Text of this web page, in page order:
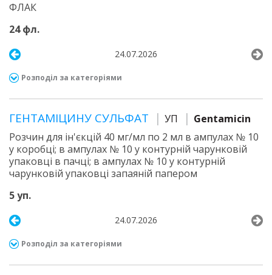
ФЛАК
24 фл.
24.07.2026
Розподіл за категоріями
ГЕНТАМІЦИНУ СУЛЬФАТ УП
Gentamicin
Розчин для ін'єкцій 40 мг/мл по 2 мл в ампулах № 10
у коробці; в ампулах № 10 у контурній чарунковій
упаковці в пачці; в ампулах № 10 у контурній
чарунковій упаковці запаяній папером
5 уп.
24.07.2026
Розподіл за категоріями